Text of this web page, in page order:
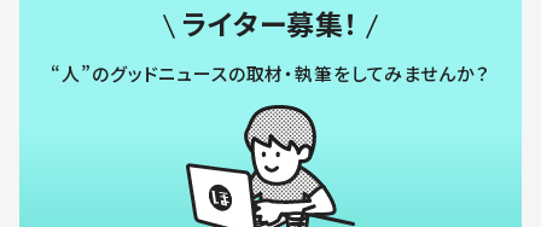
ライター募集！
“人”のグッドニュースの取材・執筆をしてみませんか？